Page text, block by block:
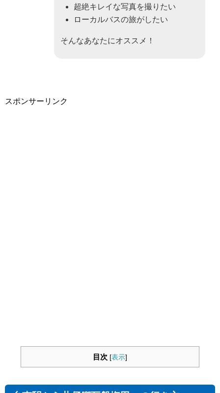
超絶キレイな写真を撮りたい
ローカルバスの旅がしたい
そんなあなたにオススメ！
スポンサーリンク
目次 [表示]